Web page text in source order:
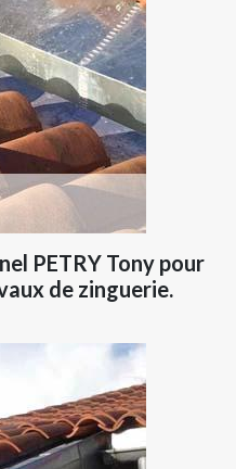
PETRY Tony pour
de zinguerie.